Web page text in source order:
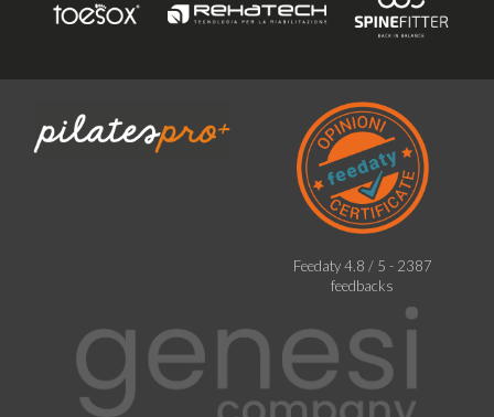
Feedaty4.8 / 5 - 2387
feedbacks